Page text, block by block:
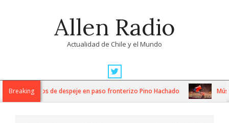
Allen Radio
Actualidad de Chile y el Mundo
Navigation
MenuBreaking
trabajos de despeje en paso fronterizo Pino Hachado